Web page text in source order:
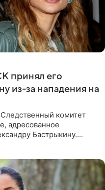
принял его
из-за нападения на
комитет
адресованное
Бастрыкину.